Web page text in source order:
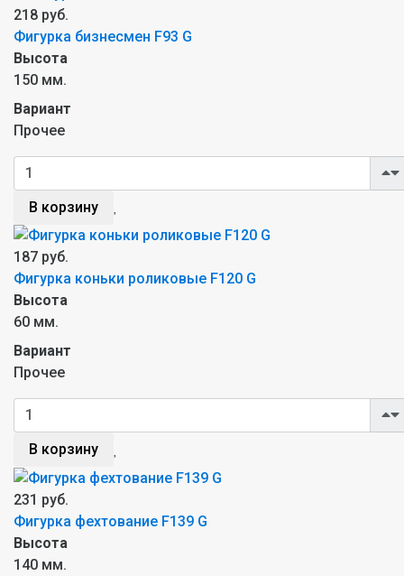
218 руб.
Фигурка бизнесмен F93 G
Высота
150 мм.
Вариант
Прочее
В корзину
187 руб.
Фигурка коньки роликовые F120 G
Высота
60 мм.
Вариант
Прочее
В корзину
231 руб.
Фигурка фехтование F139 G
Высота
140 мм.